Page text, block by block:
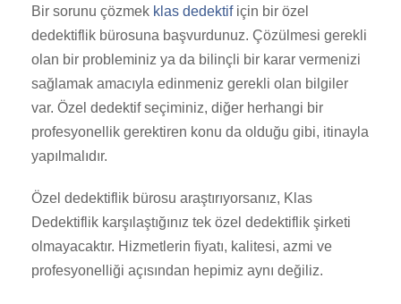
Bir sorunu çözmek klas dedektifiçin bir özel
dedektiflik bürosuna başvurdunuz. Çözülmesi gerekli
olan bir probleminiz ya da bilinçli bir karar vermenizi
sağlamak amacıyla edinmeniz gerekli olan bilgiler
var. Özel dedektif seçiminiz, diğer herhangi bir
profesyonellik gerektiren konu da olduğu gibi, itinayla
yapılmalıdır.
Özel dedektiflik bürosu araştırıyorsanız, Klas
Dedektiflik karşılaştığınız tek özel dedektiflik şirketi
olmayacaktır. Hizmetlerin fiyatı, kalitesi, azmi ve
profesyonelliği açısından hepimiz aynı değiliz.